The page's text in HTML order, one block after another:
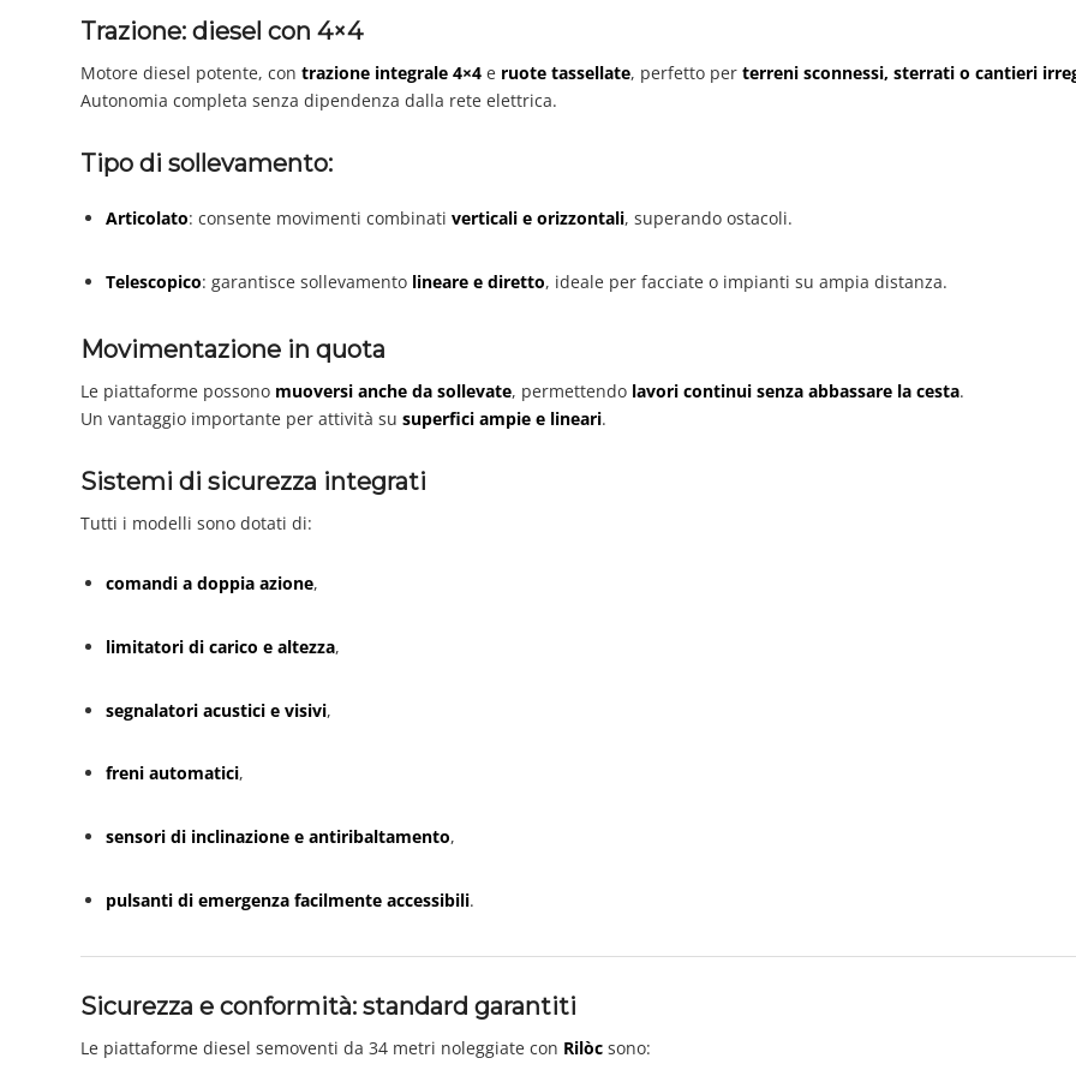
Trazione: diesel con 4×4
Motore diesel potente, con trazione integrale 4×4 e ruote tassellate, perfetto per terreni sconnessi, sterrati o cantieri
Autonomia completa senza dipendenza dalla rete elettrica.
Tipo di sollevamento:
Articolato: consente movimenti combinati verticali e orizzontali, superando ostacoli.
Telescopico: garantisce sollevamento lineare e diretto, ideale per facciate o impianti su ampia distanza.
Movimentazione in quota
Le piattaforme possono muoversi anche da sollevate, permettendo lavori continui senza abbassare la cesta.
Un vantaggio importante per attività su superfici ampie e lineari.
Sistemi di sicurezza integrati
Tutti i modelli sono dotati di:
comandi a doppia azione,
limitatori di carico e altezza,
segnalatori acustici e visivi,
freni automatici,
sensori di inclinazione e antiribaltamento,
pulsanti di emergenza facilmente accessibili.
Sicurezza e conformità: standard garantiti
Le piattaforme diesel semoventi da 34 metri noleggiate con Rilòc sono: